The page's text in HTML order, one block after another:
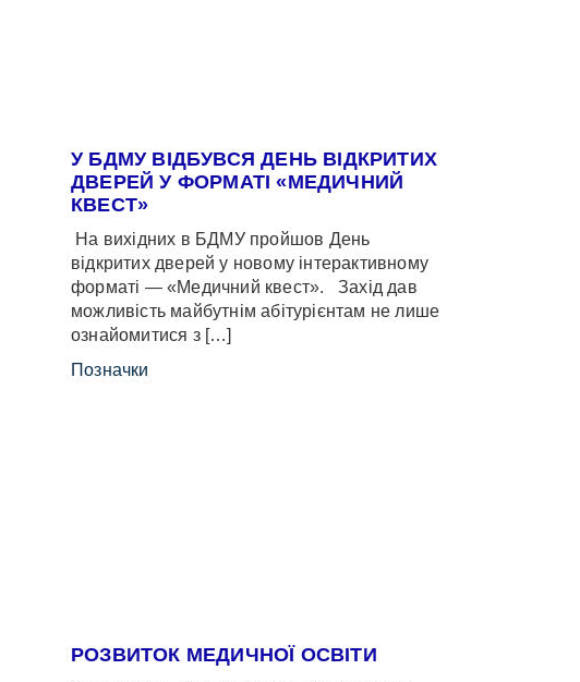
У БДМУ ВІДБУВСЯ ДЕНЬ ВІДКРИТИХ
ДВЕРЕЙ У ФОРМАТІ «МЕДИЧНИЙ
КВЕСТ»
На вихідних в БДМУ пройшов День
відкритих дверей у новому інтерактивному
форматі — «Медичний квест». Захід дав
можливість майбутнім абітурієнтам не лише
ознайомитися з […]
Позначки
РОЗВИТОК МЕДИЧНОЇ ОСВІТИ